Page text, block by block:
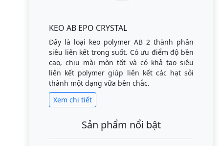
KEO AB EPO CRYSTAL
Đây là loại keo polymer AB 2 thành phần
siêu liên kết trong suốt. Có ưu điểm độ bền
cao, chịu mài mòn tốt và có khả tạo siêu
liên kết polymer giúp liên kết các hạt sỏi
thành một dạng vữa bền chắc.
Xem chi tiết
Sản phẩm nổi bật